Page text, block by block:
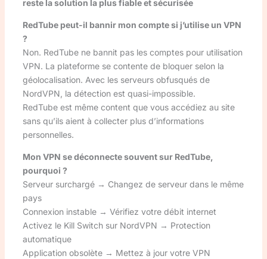
reste la solution la plus fiable et sécurisée
RedTube peut-il bannir mon compte si j’utilise un VPN
?
Non. RedTube ne bannit pas les comptes pour utilisation
VPN. La plateforme se contente de bloquer selon la
géolocalisation. Avec les serveurs obfusqués de
NordVPN, la détection est quasi-impossible.
RedTube est même content que vous accédiez au site
sans qu’ils aient à collecter plus d’informations
personnelles.
Mon VPN se déconnecte souvent sur RedTube,
pourquoi ?
Serveur surchargé → Changez de serveur dans le même
pays
Connexion instable → Vérifiez votre débit internet
Activez le Kill Switch sur NordVPN → Protection
automatique
Application obsolète → Mettez à jour votre VPN